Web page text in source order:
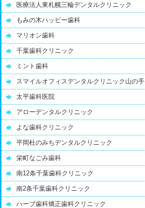
医療法人東札幌三輪デンタルクリニック
もみの木ハッピー歯科
マリオン歯科
千葉歯科クリニック
ミント歯科
スマイルオフィスデンタルクリニック山の手
太平歯科医院
アローデンタルクリニック
よな歯科クリニック
平岡杜のみちデンタルクリニック
栄町なごみ歯科
南12条千葉歯科クリニック
南2条千葉歯科クリニック
ハーブ歯科矯正歯科クリニック